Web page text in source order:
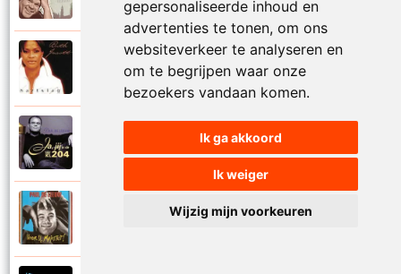
gepersonaliseerde inhoud en
advertenties te tonen, om ons
websiteverkeer te analyseren en
om te begrijpen waar onze
bezoekers vandaan komen.
Ik ga akkoord
Ik weiger
Wijzig mijn voorkeuren
Ruth Jacott en Paul De Leeuw
Kijk niet uit
KL 204 (Als ik God was)